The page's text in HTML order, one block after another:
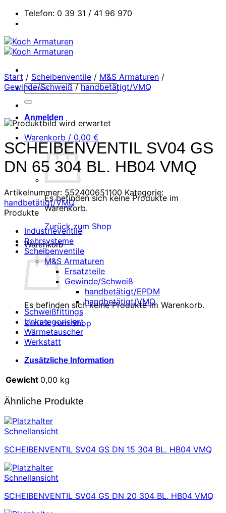
Zum
Inhalt
Telefon: 0 39 31 / 41 96 970
Suchen
Anmelden
Warenkorb / 0,00 €
Es befinden sich keine Produkte im
Warenkorb.
Zurück zum Shop
Warenkorb
Es befinden sich keine Produkte im Warenkorb.
Zurück zum Shop
Start / Scheibenventile / M&S Armaturen /
Gewinde/Schweiß / handbetätigt/VMQ
SCHEIBENVENTIL SV04 GS
DN 65 304 BL. HB04 VMQ
Artikelnummer: 552400651100 Kategorie:
handbetätigt/VMQ
Produkte
Industrieventile
Rohrsysteme
Scheibenventile
M&S Armaturen
Ersatzteile
Gewinde/Schweiß
handbetätigt/EPDM
handbetätigt/VMQ
Schweißfittings
Unkategorisiert
Wärmetauscher
Werkstatt
Zusätzliche Information
Gewicht 0,00 kg
Ähnliche Produkte
Schnellansicht
SCHEIBENVENTIL SV04 GS DN 15 304 BL. HB04 VMQ
Schnellansicht
SCHEIBENVENTIL SV04 GS DN 20 304 BL. HB04 VMQ